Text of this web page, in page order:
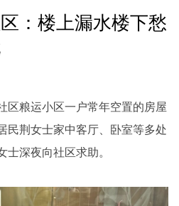
：楼上漏水楼下愁
粮运小区一户常年空置的房屋
民荆女士家中客厅、卧室等多处
士深夜向社区求助。